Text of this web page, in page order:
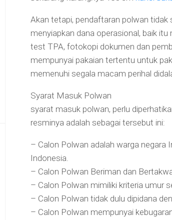
Akan tetapi, pendaftaran polwan tidak
menyiapkan dana operasional, baik
test TPA, fotokopi dokumen dan
mempunyai pakaian tertentu untuk
memenuhi segala macam perihal
Syarat Masuk Polwan
syarat masuk polwan, perlu
resminya adalah sebagai tersebut ini:
– Calon Polwan adalah warga negara
Indonesia.
– Calon Polwan Beriman dan
– Calon Polwan mimiliki kriteria umur
– Calon Polwan tidak dulu dipidana
– Calon Polwan mempunyai